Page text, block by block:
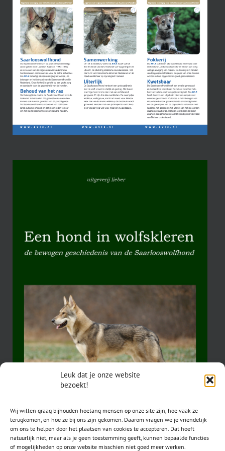
Leuk dat je onze website
bezoekt!
Wij willen graag bijhouden hoelang mensen op onze site zijn, hoe vaak ze
terugkomen, en hoe ze bij ons zijn gekomen. Daarom vragen we je vriendelijk
om ons te helpen door het plaatsen van cookies te accepteren. Dat hoeft
natuurlijk niet, maar als je geen toestemming geeft, kunnen bepaalde functies
of mogelijkheden op onze website misschien niet goed meer werken.